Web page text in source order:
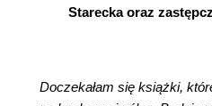
Starecka oraz
Doczekałam się książki,